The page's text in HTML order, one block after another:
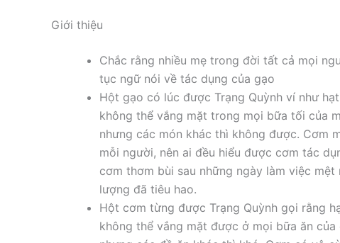
Giới thiệu
Chắc rằng nhiều mẹ trong đời tất cả mọi
tục ngữ nói về tác dụng của gạo
Hột gạo có lúc được Trạng Quỳnh ví như
không thể vắng mặt trong mọi bữa tối của
nhưng các món khác thì không được. Cơm
mỗi người, nên ai đều hiểu được cơm tác
cơm thơm bùi sau những ngày làm việc
lượng đã tiêu hao.
Hột cơm từng được Trạng Quỳnh gọi rằng
không thể vắng mặt được ở mọi bữa ăn